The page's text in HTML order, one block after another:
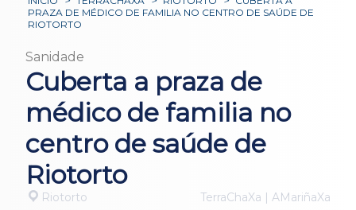
PRAZA DE MÉDICO DE FAMILIA NO CENTRO DE SAÚDE DE
RIOTORTO
Sanidade
Cuberta a praza de
médico de familia no
centro de saúde de
Riotorto
Riotorto TerraChaXa | AMariñaXa